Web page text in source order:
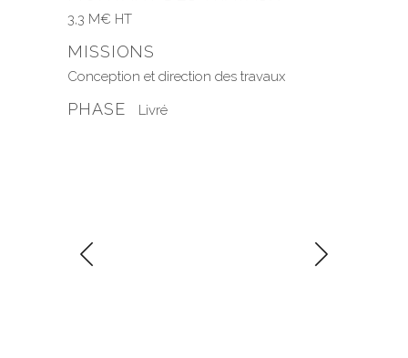
3,3 M€ HT
MISSIONS
Conception et direction des travaux
PHASE Livré